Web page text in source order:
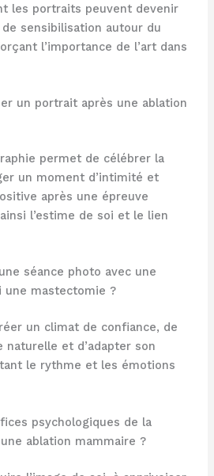
les portraits peuvent devenir
sensibilisation autour du
l’importance de l’art dans
un portrait après une ablation
permet de célébrer la
un moment d’intimité et
après une épreuve
l’estime de soi et le lien
séance photo avec une
une mastectomie ?
un climat de confiance, de
et d’adapter son
le rythme et les émotions
psychologiques de la
ablation mammaire ?